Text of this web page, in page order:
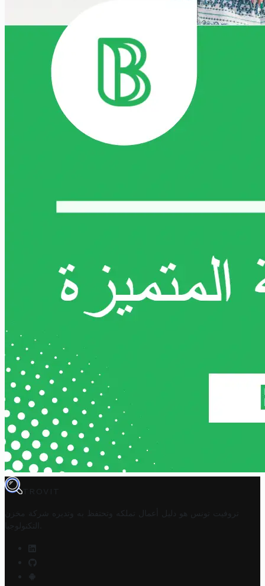
TROVIT
تروفيت تونس هو دليل أعمال تملكه وتحتفظ به وتديره
شركة مخزن
التكنولوجيا